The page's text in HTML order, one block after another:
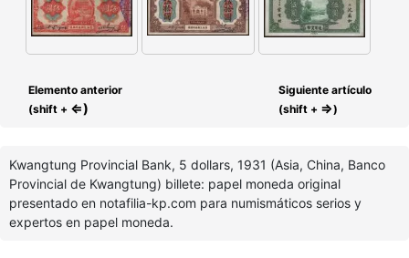
Elemento anterior
(shift + ⇐)
Siguiente artículo
(shift + ⇒)
Kwangtung Provincial Bank, 5 dollars, 1931 (Asia, China, Banco
Provincial de Kwangtung) billete: papel moneda original
presentado en notafilia-kp.com para numismáticos serios y
expertos en papel moneda.